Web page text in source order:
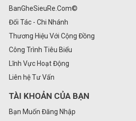
BanGheSieuRe.Com©
Đối Tác - Chi Nhánh
Thương Hiệu Với Cộng Đồng
Công Trình Tiêu Biểu
Lĩnh Vực Hoạt Động
Liên hệ Tư Vấn
TÀI KHOẢN CỦA BẠN
Bạn Muốn Đăng Nhập